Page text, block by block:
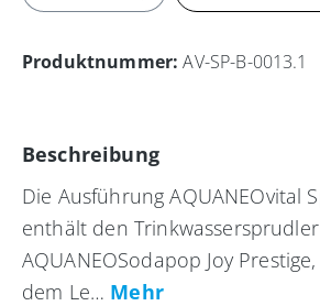
Produktnummer:AV-SP-B-0013.1
Beschreibung
Die Ausführung AQUANEOvital
enthält den Trinkwassersprudler
AQUANEOSodapop Joy
dem Le… Mehr